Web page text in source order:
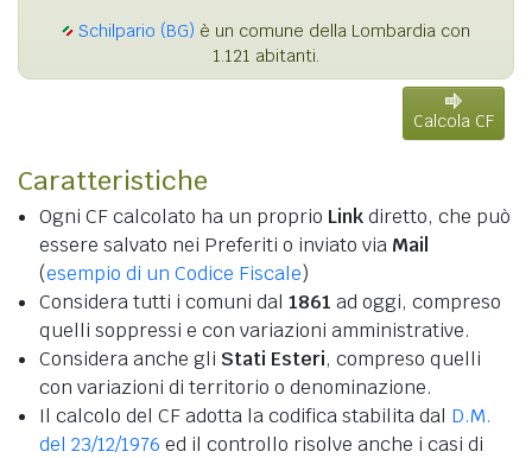
Schilpario (BG) è un comune della Lombardia con
1.121 abitanti.
Calcola CF
Caratteristiche
Ogni CF calcolato ha un proprio Linkdiretto, che può
essere salvato nei Preferiti o inviato via Mail
(esempio di un Codice Fiscale)
Considera tutti i comuni dal 1861 ad oggi, compreso
quelli soppressi e con variazioni amministrative.
Considera anche gli Stati Esteri, compreso quelli
con variazioni di territorio o denominazione.
Il calcolo del CF adotta la codifica stabilita dal D.M.
del 23/12/1976 ed il controllo risolve anche i casi di